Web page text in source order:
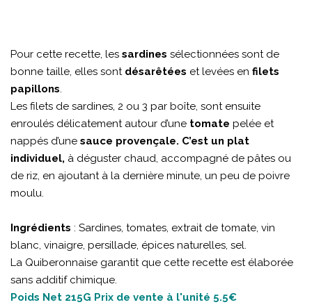
Pour cette recette, les sardines sélectionnées sont de
bonne taille, elles sont désarêtées et levées en filets
papillons.
Les filets de sardines, 2 ou 3 par boîte, sont ensuite
enroulés délicatement autour d’une tomate pelée et
nappés d’une sauce provençale. C’est un plat
individuel, à déguster chaud, accompagné de pâtes ou
de riz, en ajoutant à la dernière minute, un peu de poivre
moulu.
Ingrédients : Sardines, tomates, extrait de tomate, vin
blanc, vinaigre, persillade, épices naturelles, sel.
La Quiberonnaise garantit que cette recette est élaborée
sans additif chimique.
Poids Net 215G Prix de vente à l'unité 5.5€